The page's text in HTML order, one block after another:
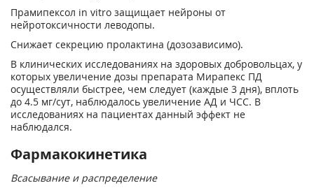
Прамипексол in vitro защищает нейроны от
нейротоксичности леводопы.
Снижает секрецию пролактина (дозозависимо).
В клинических исследованиях на здоровых добровольцах, у
которых увеличение дозы препарата Мирапекс ПД
осуществляли быстрее, чем следует (каждые 3 дня), вплоть
до 4.5 мг/сут, наблюдалось увеличение АД и ЧСС. В
исследованиях на пациентах данный эффект не
наблюдался.
Фармакокинетика
Всасывание и распределение